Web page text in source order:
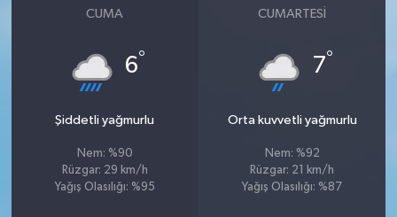
CUMA
6°
Şiddetli yağmurlu
Nem: %90
Rüzgar: 29 km/h
Yağış Olasılığı: %95
CUMARTESI
7°
Orta kuvvetli yağmurlu
Nem: %92
Rüzgar: 21 km/h
Yağış Olasılığı: %87